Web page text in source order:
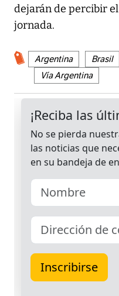
dejarán de percibir
jornada.
Argentina Brasil
Vía Argentina